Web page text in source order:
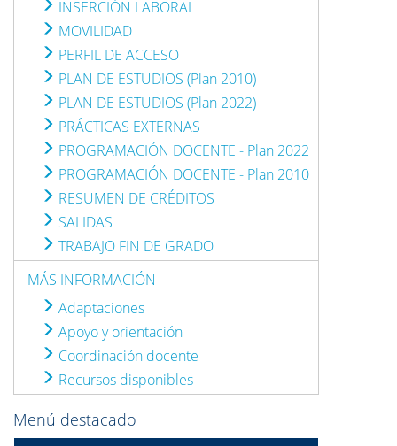
INSERCIÓN LABORAL
MOVILIDAD
PERFIL DE ACCESO
PLAN DE ESTUDIOS (Plan 2010)
PLAN DE ESTUDIOS (Plan 2022)
PRÁCTICAS EXTERNAS
PROGRAMACIÓN DOCENTE - Plan 2022
PROGRAMACIÓN DOCENTE - Plan 2010
RESUMEN DE CRÉDITOS
SALIDAS
TRABAJO FIN DE GRADO
MÁS INFORMACIÓN
Adaptaciones
Apoyo y orientación
Coordinación docente
Recursos disponibles
Menú destacado